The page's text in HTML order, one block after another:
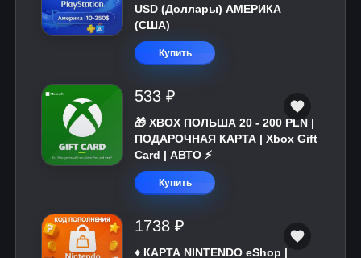
USD (Доллары) АМЕРИКА
(США)
Купить
533 ₽
🎁 XBOX ПОЛЬША 20 - 200 PLN |
ПОДАРОЧНАЯ КАРТА | Xbox Gift
Card | АВТО ⚡
Купить
1738 ₽
♦️ КАРТА NINTENDO eShop |